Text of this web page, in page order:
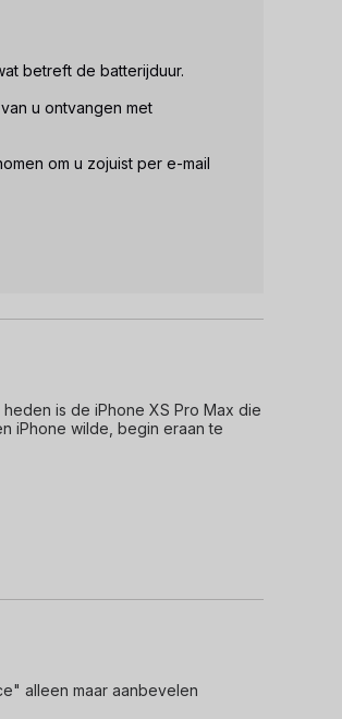
betreft de batterijduur.
u ontvangen met
om u zojuist per e-mail
is de iPhone XS Pro Max die
iPhone wilde, begin eraan te
alleen maar aanbevelen